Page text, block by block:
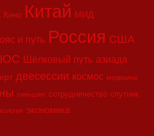
Кино Китай МИД
и путь Россия США
Шёлковый путь азиада
двесессии космос медицина
синьцзян сотрудничество спутник
экономика